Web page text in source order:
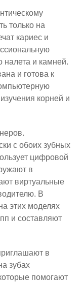
только на
кариес и
налета и камней.
и готова к
корней и
с обоих зубных
цифровой
в
виртуальные
В
этих моделях
и составляют
в
зубах
помогают